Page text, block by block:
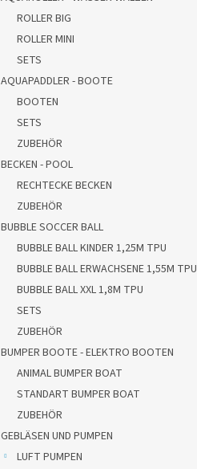
ROLLER BIG
ROLLER MINI
SETS
AQUAPADDLER - BOOTE
BOOTEN
SETS
ZUBEHÖR
BECKEN - POOL
RECHTECKE BECKEN
ZUBEHÖR
BUBBLE SOCCER BALL
BUBBLE BALL KINDER 1,25M TPU
BUBBLE BALL ERWACHSENE 1,55M TPU
BUBBLE BALL XXL 1,8M TPU
SETS
ZUBEHÖR
BUMPER BOOTE - ELEKTRO BOOTEN
ANIMAL BUMPER BOAT
STANDART BUMPER BOAT
ZUBEHÖR
GEBLÄSEN UND PUMPEN
LUFT PUMPEN